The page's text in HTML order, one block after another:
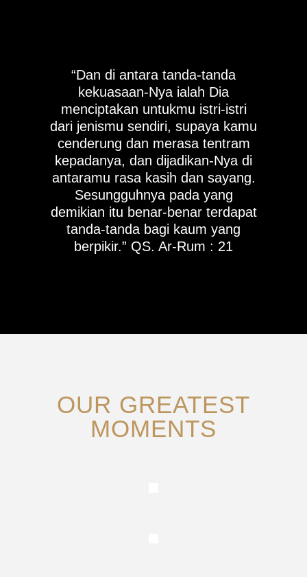
“Dan di antara tanda-tanda
kekuasaan-Nya ialah Dia
menciptakan untukmu istri-istri
dari jenismu sendiri, supaya kamu
cenderung dan merasa tentram
kepadanya, dan dijadikan-Nya di
antaramu rasa kasih dan sayang.
Sesungguhnya pada yang
demikian itu benar-benar terdapat
tanda-tanda bagi kaum yang
berpikir.” QS. Ar-Rum : 21
OUR GREATEST
MOMENTS